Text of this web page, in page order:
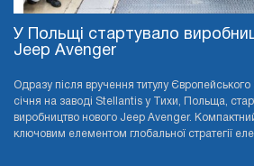
У Польщі стартувало
Jeep Avenger
Одразу після вручення титулу Європейського
січня на заводі Stellantis у Тихи, Польща,
виробництво нового Jeep Avenger.
ключовим елементом глобальної стратегії